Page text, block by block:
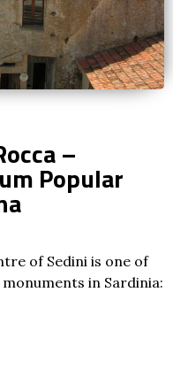
–
Popular
of Sedini is one of
in Sardinia: